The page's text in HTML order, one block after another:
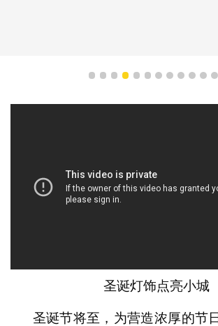
1 2 3 4 5 6 7 8 9 1011
圣诞灯饰点亮小城
圣诞节将至，为营造浓厚的节